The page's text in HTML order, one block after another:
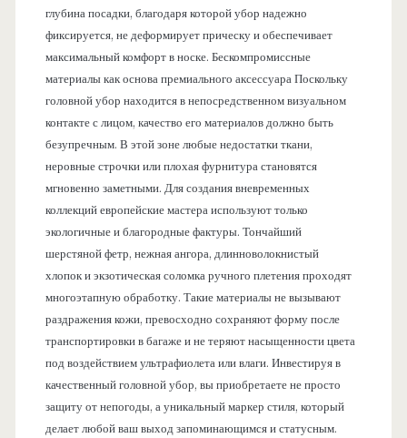
глубина посадки, благодаря которой убор надежно
фиксируется, не деформирует прическу и обеспечивает
максимальный комфорт в носке. Бескомпромиссные
материалы как основа премиального аксессуара Поскольку
головной убор находится в непосредственном визуальном
контакте с лицом, качество его материалов должно быть
безупречным. В этой зоне любые недостатки ткани,
неровные строчки или плохая фурнитура становятся
мгновенно заметными. Для создания вневременных
коллекций европейские мастера используют только
экологичные и благородные фактуры. Тончайший
шерстяной фетр, нежная ангора, длинноволокнистый
хлопок и экзотическая соломка ручного плетения проходят
многоэтапную обработку. Такие материалы не вызывают
раздражения кожи, превосходно сохраняют форму после
транспортировки в багаже и не теряют насыщенности цвета
под воздействием ультрафиолета или влаги. Инвестируя в
качественный головной убор, вы приобретаете не просто
защиту от непогоды, а уникальный маркер стиля, который
делает любой ваш выход запоминающимся и статусным.